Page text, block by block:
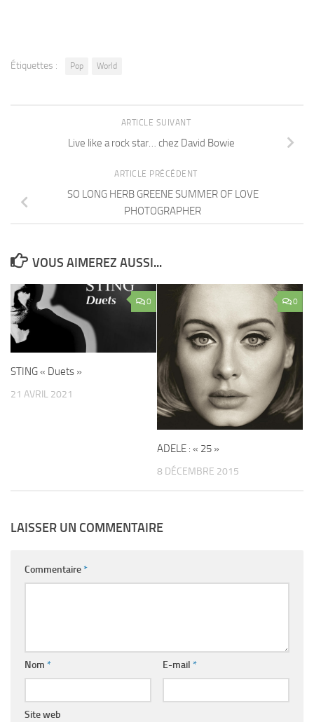
Étiquettes : Pop World
ARTICLE SUIVANT
Live like a rock star… chez David Bowie
ARTICLE PRÉCÉDENT
SO LONG HERB GREENE SUMMER OF LOVE
PHOTOGRAPHER
VOUS AIMEREZ AUSSI...
0
STING « Duets »
21 AVRIL 2021
0
ADELE : « 25 »
8 DÉCEMBRE 2015
LAISSER UN COMMENTAIRE
Commentaire*
Nom * E-mail *
Site web